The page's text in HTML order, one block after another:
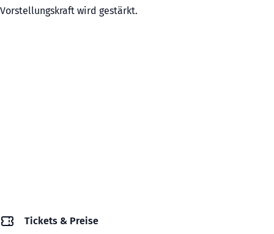
Vorstellungskraft wird gestärkt.
Tickets & Preise